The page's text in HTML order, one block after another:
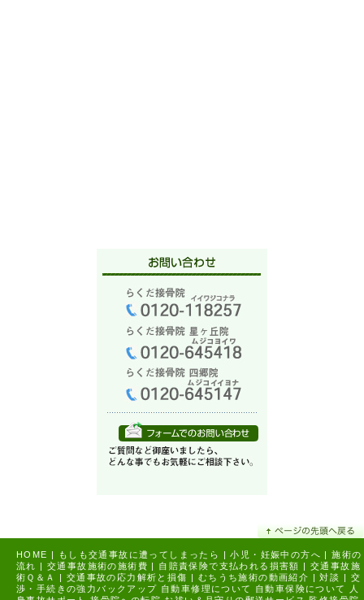
HOME | もしも交通事故に遭ってしまったら | 小児・妊娠中の方へ |
施術の
流れ | 交通事故施術の施術費 | 自賠責保険で支払われる損害額 | 交通事故施
術Ｑ＆Ａ
| 交通事故の応力解析と損傷 | むちうち施術の動画紹介 | 対談 | 交
渉・手続きの強力バックアップ 自動車修理について 自動車保険について
人